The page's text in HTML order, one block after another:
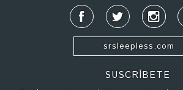
srsleepless.com
SUSCRÍBETE